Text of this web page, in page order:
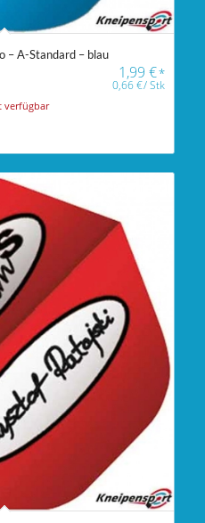
– A-Standard – blau
1,99€*
0,66€/Stk
verfügbar